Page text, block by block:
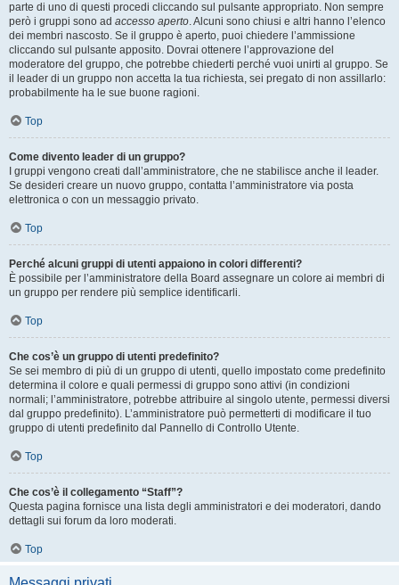
parte di uno di questi procedi cliccando sul pulsante appropriato. Non sempre
però i gruppi sono ad accesso aperto. Alcuni sono chiusi e altri hanno l’elenco
dei membri nascosto. Se il gruppo è aperto, puoi chiedere l’ammissione
cliccando sul pulsante apposito. Dovrai ottenere l’approvazione del
moderatore del gruppo, che potrebbe chiederti perché vuoi unirti al gruppo. Se
il leader di un gruppo non accetta la tua richiesta, sei pregato di non assillarlo:
probabilmente ha le sue buone ragioni.
Top
Come divento leader di un gruppo?
I gruppi vengono creati dall’amministratore, che ne stabilisce anche il leader.
Se desideri creare un nuovo gruppo, contatta l’amministratore via posta
elettronica o con un messaggio privato.
Top
Perché alcuni gruppi di utenti appaiono in colori differenti?
È possibile per l’amministratore della Board assegnare un colore ai membri di
un gruppo per rendere più semplice identificarli.
Top
Che cos’è un gruppo di utenti predefinito?
Se sei membro di più di un gruppo di utenti, quello impostato come predefinito
determina il colore e quali permessi di gruppo sono attivi (in condizioni
normali; l’amministratore, potrebbe attribuire al singolo utente, permessi diversi
dal gruppo predefinito). L’amministratore può permetterti di modificare il tuo
gruppo di utenti predefinito dal Pannello di Controllo Utente.
Top
Che cos’è il collegamento “Staff”?
Questa pagina fornisce una lista degli amministratori e dei moderatori, dando
dettagli sui forum da loro moderati.
Top